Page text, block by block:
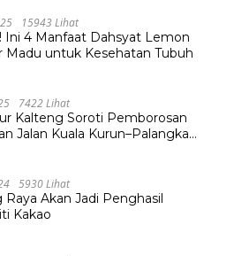
15943 Lihat
Ini 4 Manfaat Dahsyat Lemon
Madu untuk Kesehatan Tubuh
7422 Lihat
Kalteng Soroti Pemborosan
Jalan Kuala Kurun–Palangka
5930 Lihat
Raya Akan Jadi Penghasil
Kakao